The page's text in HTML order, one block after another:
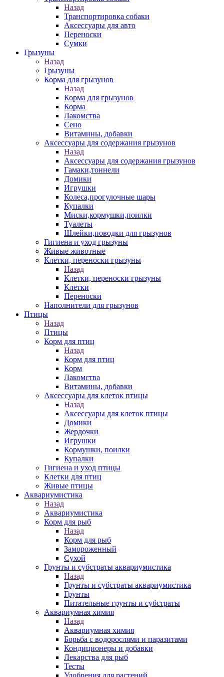
Назад
Транспортировка собаки
Аксессуары для авто
Переноски
Сумки
Грызуны
Назад
Грызуны
Корма для грызунов
Назад
Корма для грызунов
Корма
Лакомства
Сено
Витамины, добавки
Аксессуары для содержания грызунов
Назад
Аксессуары для содержания грызунов
Гамаки,тоннели
Домики
Игрушки
Колеса,прогулочные шары
Купалки
Миски,кормушки,поилки
Туалеты
Шлейки,поводки для грызунов
Гигиена и уход грызуны
Живые животные
Клетки, переноски грызуны
Назад
Клетки, переноски грызуны
Клетки
Переноски
Наполнители для грызунов
Птицы
Назад
Птицы
Корм для птиц
Назад
Корм для птиц
Корм
Лакомства
Витамины, добавки
Аксессуары для клеток птицы
Назад
Аксессуары для клеток птицы
Домики
Жердочки
Игрушки
Кормушки, поилки
Купалки
Гигиена и уход птицы
Клетки для птиц
Живые птицы
Аквариумистика
Назад
Аквариумистика
Корм для рыб
Назад
Корм для рыб
Замороженный
Сухой
Грунты и субстраты аквариумистика
Назад
Грунты и субстраты аквариумистика
Грунты
Питательные грунты и субстраты
Аквариумная химия
Назад
Аквариумная химия
Борьба с водорослями и паразитами
Кондиционеры и добавки
Лекарства для рыб
Тесты
Удобрения для растений